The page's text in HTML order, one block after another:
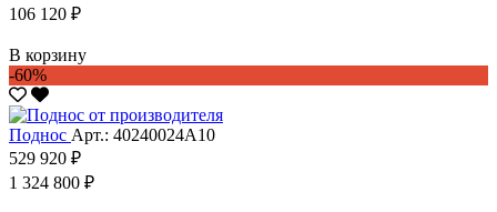
106 120 ₽
В корзину
-60%
Поднос Арт.: 40240024А10
529 920 ₽
1 324 800 ₽